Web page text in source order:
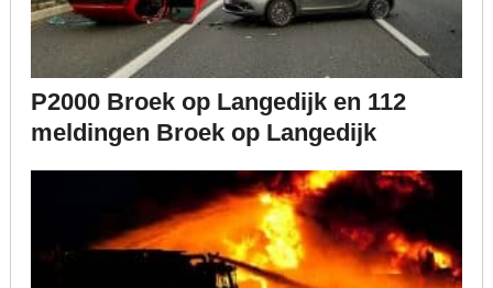
P2000 Broek op Langedijk en 112
meldingen Broek op Langedijk